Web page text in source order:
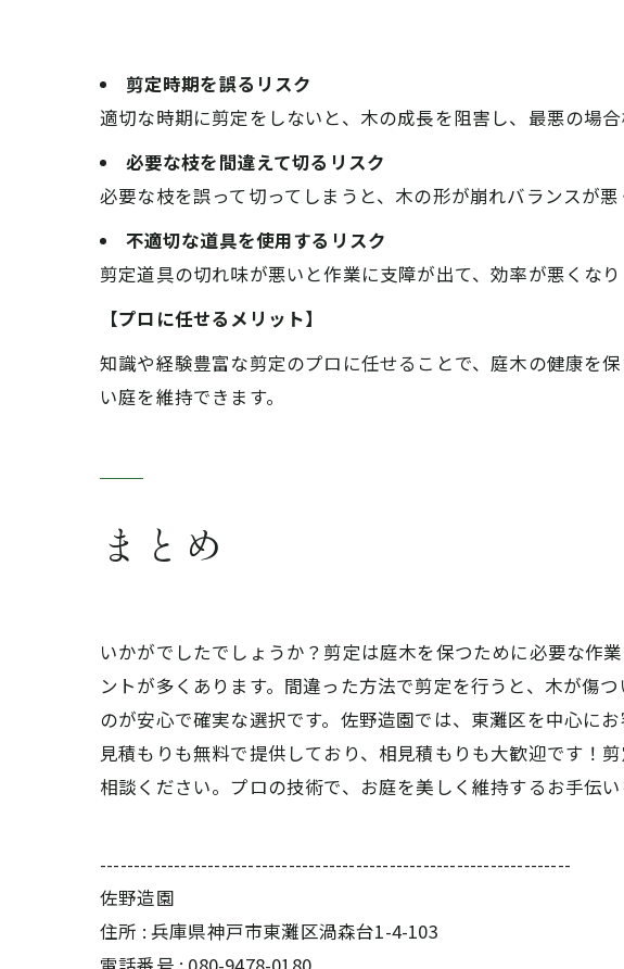
剪定時期を誤るリスク
適切な時期に剪定をしないと、木の成長を阻害し、最悪の場合
必要な枝を間違えて切るリスク
必要な枝を誤って切ってしまうと、木の形が崩れバランスが
不適切な道具を使用するリスク
剪定道具の切れ味が悪いと作業に支障が出て、効率が悪くなり
【プロに任せるメリット】
知識や経験豊富な剪定のプロに任せることで、庭木の健康を
い庭を維持できます。
まとめ
いかがでしたでしょうか？剪定は庭木を保つために必要な作
ントが多くあります。間違った方法で剪定を行うと、木が傷
のが安心で確実な選択です。佐野造園では、東灘区を中心に
見積もりも無料で提供しており、相見積もりも大歓迎です！
相談ください。プロの技術で、お庭を美しく維持するお手伝い
----------------------------------------------------------------------
佐野造園
住所 : 兵庫県神戸市東灘区渦森台1-4-103